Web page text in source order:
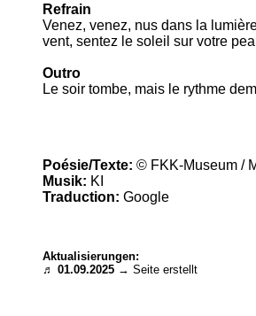
Refrain
Venez, venez, nus dans la
vent, sentez le soleil sur votre
Outro
Le soir tombe, mais le rythme
Poésie/Texte: © FKK-Museum /
Musik: KI
Traduction: Google
Aktualisierungen:
♬ 01.09.2025 → Seite erstellt